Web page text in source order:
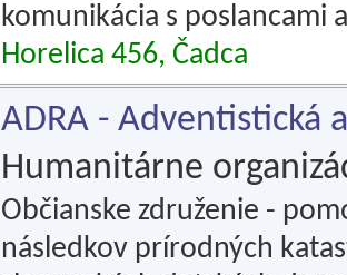
komunikácia s poslancami
Horelica 456, Čadca
ADRA - Adventistická
Humanitárne
Občianske združenie -
následkov prírodných